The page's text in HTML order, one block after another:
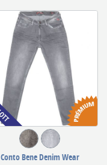
Conto Bene Denim Wear